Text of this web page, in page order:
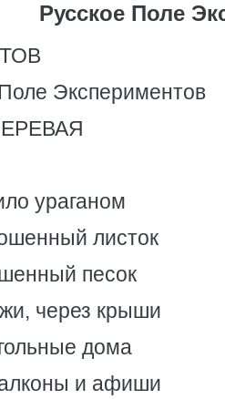
Русское Поле
Экспериментов
ураганом
листок
песок
через крыши
дома
и афиши